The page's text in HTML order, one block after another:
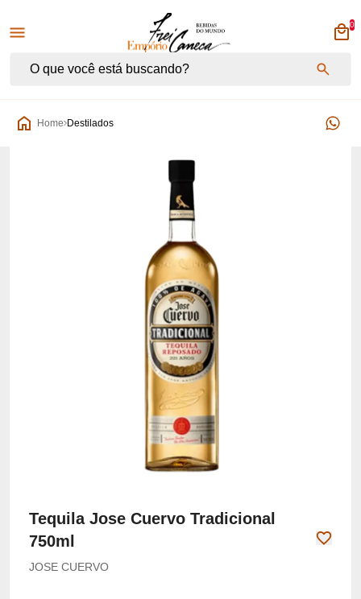
Empório Frei Caneca
0
Home Destilados
Tequila Jose Cuervo Tradicional
750ml
JOSE CUERVO